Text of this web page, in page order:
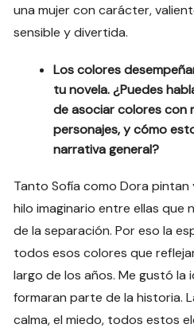
una mujer con carácter,
sensible y divertida.
Los colores
tu novela. ¿Puedes
de asociar colores con
personajes, y cómo
narrativa general?
Tanto Sofía como Dora pintan
hilo imaginario entre ellas que
de la separación. Por eso la
todos esos colores que
largo de los años. Me gustó la
formaran parte de la historia.
calma, el miedo, todos estos